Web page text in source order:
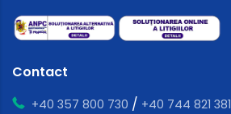
Contact
+40 357 800 730 / +40 744 821 381